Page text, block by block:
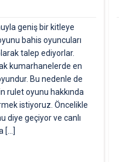
geniş bir kitleye
bahis oyuncuları
talep ediyorlar.
kumarhanelerde en
Bu nedenle de
rulet oyunu hakkında
istiyoruz. Öncelikle
diye geçiyor ve canlı
[…]